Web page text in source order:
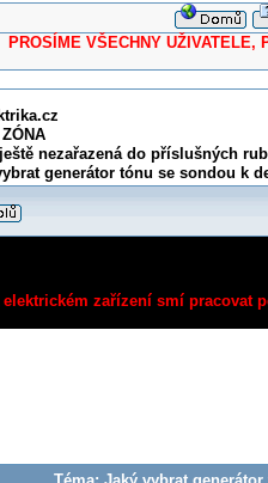
VŠECHNY UŽIVATELE,
nezařazená do příslušných
generátor tónu se sondou k
elektrickém zařízení smí pracovat